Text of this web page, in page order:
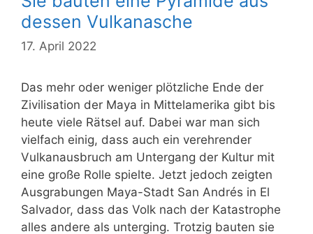
dessen Vulkanasche
17. April 2022
Das mehr oder weniger plötzliche Ende der
Zivilisation der Maya in Mittelamerika gibt bis
heute viele Rätsel auf. Dabei war man sich
vielfach einig, dass auch ein verehrender
Vulkanausbruch am Untergang der Kultur mit
eine große Rolle spielte. Jetzt jedoch zeigten
Ausgrabungen Maya-Stadt San Andrés in El
Salvador, dass das Volk nach der Katastrophe
alles andere als unterging. Trotzig bauten sie